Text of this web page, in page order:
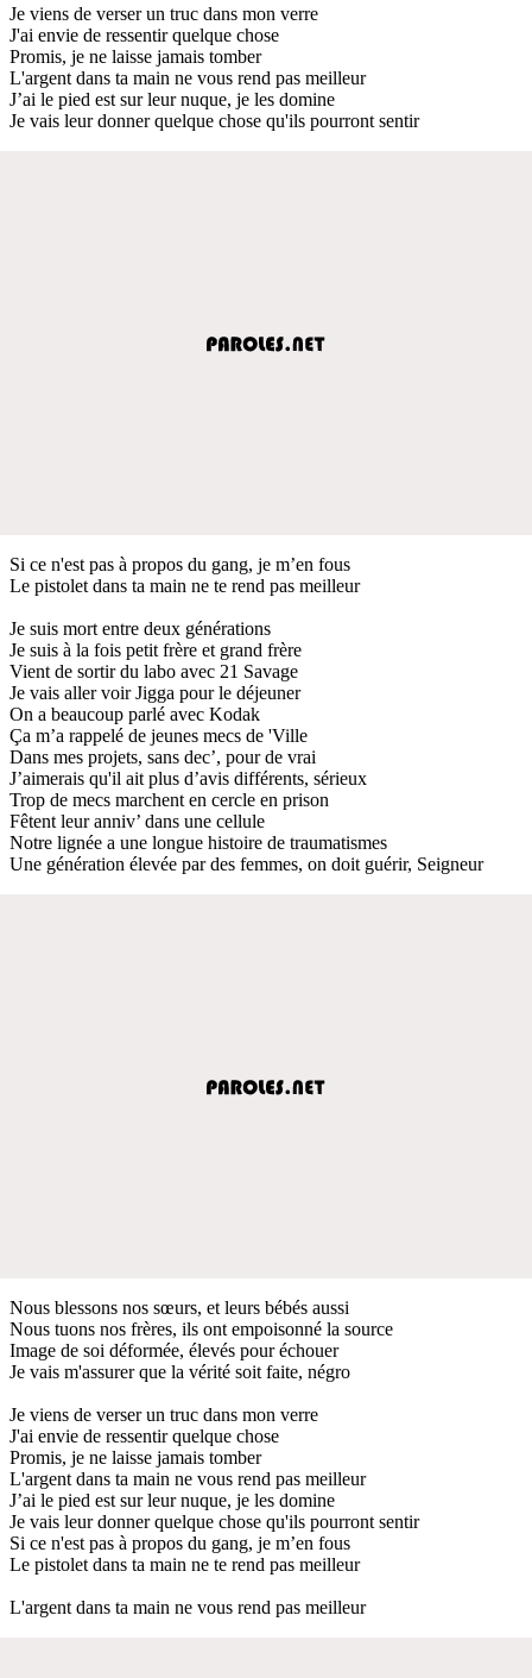
Je viens de verser un truc dans mon verre
J'ai envie de ressentir quelque chose
Promis, je ne laisse jamais tomber
L'argent dans ta main ne vous rend pas meilleur
J’ai le pied est sur leur nuque, je les domine
Je vais leur donner quelque chose qu'ils pourront sentir
Si ce n'est pas à propos du gang, je m’en fous
Le pistolet dans ta main ne te rend pas meilleur
Je suis mort entre deux générations
Je suis à la fois petit frère et grand frère
Vient de sortir du labo avec 21 Savage
Je vais aller voir Jigga pour le déjeuner
On a beaucoup parlé avec Kodak
Ça m’a rappelé de jeunes mecs de 'Ville
Dans mes projets, sans dec’, pour de vrai
J’aimerais qu'il ait plus d’avis différents, sérieux
Trop de mecs marchent en cercle en prison
Fêtent leur anniv’ dans une cellule
Notre lignée a une longue histoire de traumatismes
Une génération élevée par des femmes, on doit guérir, Seigneur
Nous blessons nos sœurs, et leurs bébés aussi
Nous tuons nos frères, ils ont empoisonné la source
Image de soi déformée, élevés pour échouer
Je vais m'assurer que la vérité soit faite, négro
Je viens de verser un truc dans mon verre
J'ai envie de ressentir quelque chose
Promis, je ne laisse jamais tomber
L'argent dans ta main ne vous rend pas meilleur
J’ai le pied est sur leur nuque, je les domine
Je vais leur donner quelque chose qu'ils pourront sentir
Si ce n'est pas à propos du gang, je m’en fous
Le pistolet dans ta main ne te rend pas meilleur
L'argent dans ta main ne vous rend pas meilleur